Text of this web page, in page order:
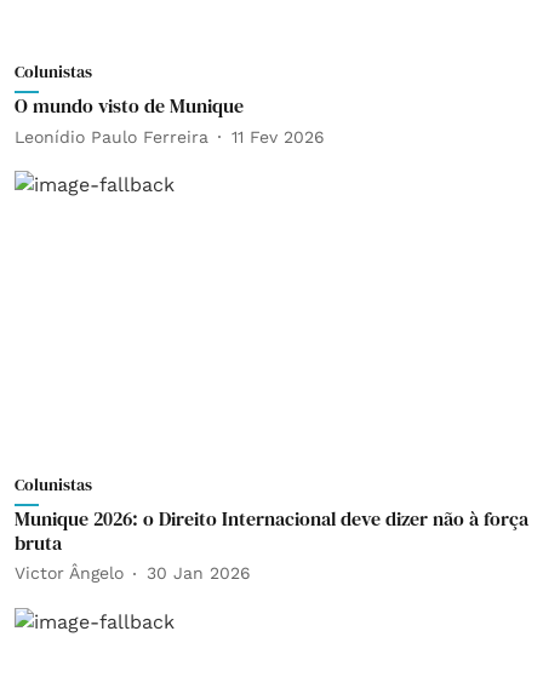
Colunistas
O mundo visto de Munique
Leonídio Paulo Ferreira 11 Fev 2026
Colunistas
Munique 2026: o Direito Internacional deve dizer não à força
bruta
Victor Ângelo 30 Jan 2026